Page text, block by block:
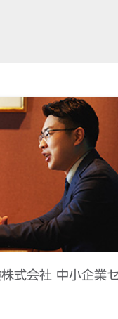
式会社 中小企業